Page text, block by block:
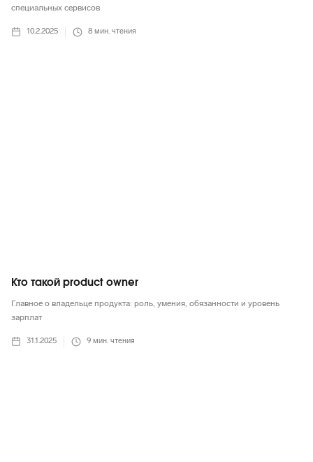
специальных сервисов
10.2.2025 8 мин. чтения
Кто такой product owner
Главное о владельце продукта: роль, умения, обязанности и уровень
зарплат
31.1.2025 9 мин. чтения